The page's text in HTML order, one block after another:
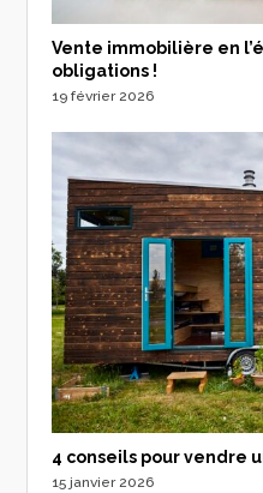
Vente immobilière en
obligations !
19 février 2026
4 conseils pour vendre
15 janvier 2026